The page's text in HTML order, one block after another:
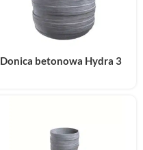
Donica betonowa Hydra 3